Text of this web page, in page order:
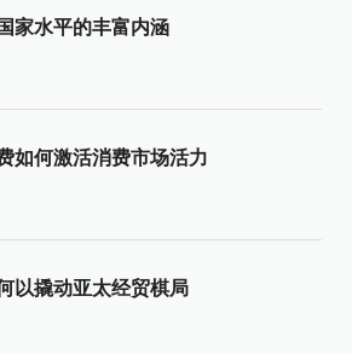
家水平的丰富内涵
如何激活消费市场活力
以撬动亚太经贸棋局